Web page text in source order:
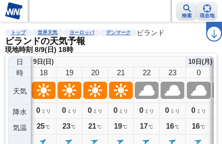
検索 現在地
雨雲レーダー 台風情報 地震情報 警報・注意報 ラ
トップ 世界天気 ヨーロッパ デンマーク ビランド
ビランドの天気予報
現地時刻 8/9(日) 18時
日
時
天気
降水
気温
9日(日)
18
0 ミリ
25℃
19
0 ミリ
23℃
20
0 ミリ
21℃
21
0 ミリ
19℃
22
0 ミリ
17℃
23
0 ミリ
16 ℃
10日(月)
0
0 ミリ
16℃